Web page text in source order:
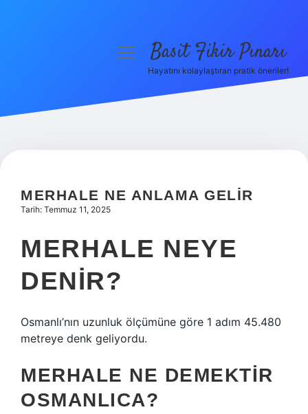
Hakkımızda
menüyüBasit Fikir Pınarı
Hayatını kolaylaştıran pratik öneriler!
MERHALE NE ANLAMA GELIR
Tarih: Temmuz 11, 2025
MERHALE NEYE
DENIR?
Osmanlı’nın uzunluk ölçümüne göre 1 adım 45.480
metreye denk geliyordu.
MERHALE NE DEMEKTIR
OSMANLICA?